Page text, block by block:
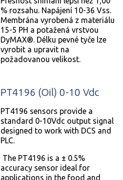
% rozsahu. Napájení 10-36 Vss.
Membrána vyrobená z materiálu
15-5 PH a potažená vrstvou
DyMAX®. Délku pevné tyče lze
vyrobit a upravit na
požadovanou velikost.
PT4196 (Oil) 0-10 Vdc
PT4196 sensors provide a
standard 0-10Vdc output signal
designed to work with DCS and
PLC.
The PT4196 is a ± 0.5%
accuracy sensor ideal for
applications in the food and